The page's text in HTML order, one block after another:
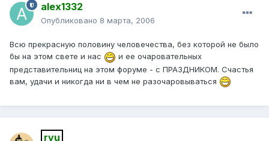
alex1332
Опубликовано 8 марта, 2006
Всю прекрасную половину человечества, без которой не было
бы на этом свете и нас
и ее очаровательных
представительниц на этом форуме - с ПРАЗДНИКОМ. Счастья
вам, удачи и никогда ни в чем не разочаровываться
rvu